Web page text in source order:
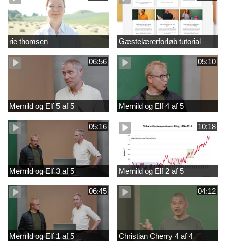
rie thomsen Gæstelærerforløb tutorial
06:56
Mernild og Elf 5 af 5
05:10
Mernild og Elf 4 af 5
05:16
Mernild og Elf 3 af 5
10:18
Mernild og Elf 2 af 5
06:45
Mernild og Elf 1 af 5
04:12
Christian Cherry 4 af 4